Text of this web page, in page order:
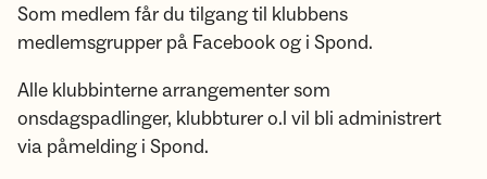
Som medlem får du tilgang til klubbens
medlemsgrupper på Facebook og i Spond.
Alle klubbinterne arrangementer som
onsdagspadlinger, klubbturer o.l vil bli administrert
via påmelding i Spond.